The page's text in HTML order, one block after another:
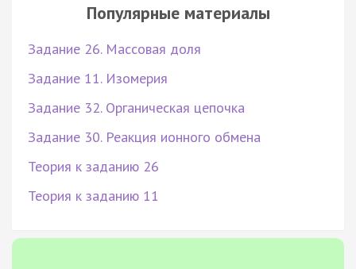
Популярные материалы
Задание 26. Массовая доля
Задание 11. Изомерия
Задание 32. Органическая цепочка
Задание 30. Реакция ионного обмена
Теория к заданию 26
Теория к заданию 11